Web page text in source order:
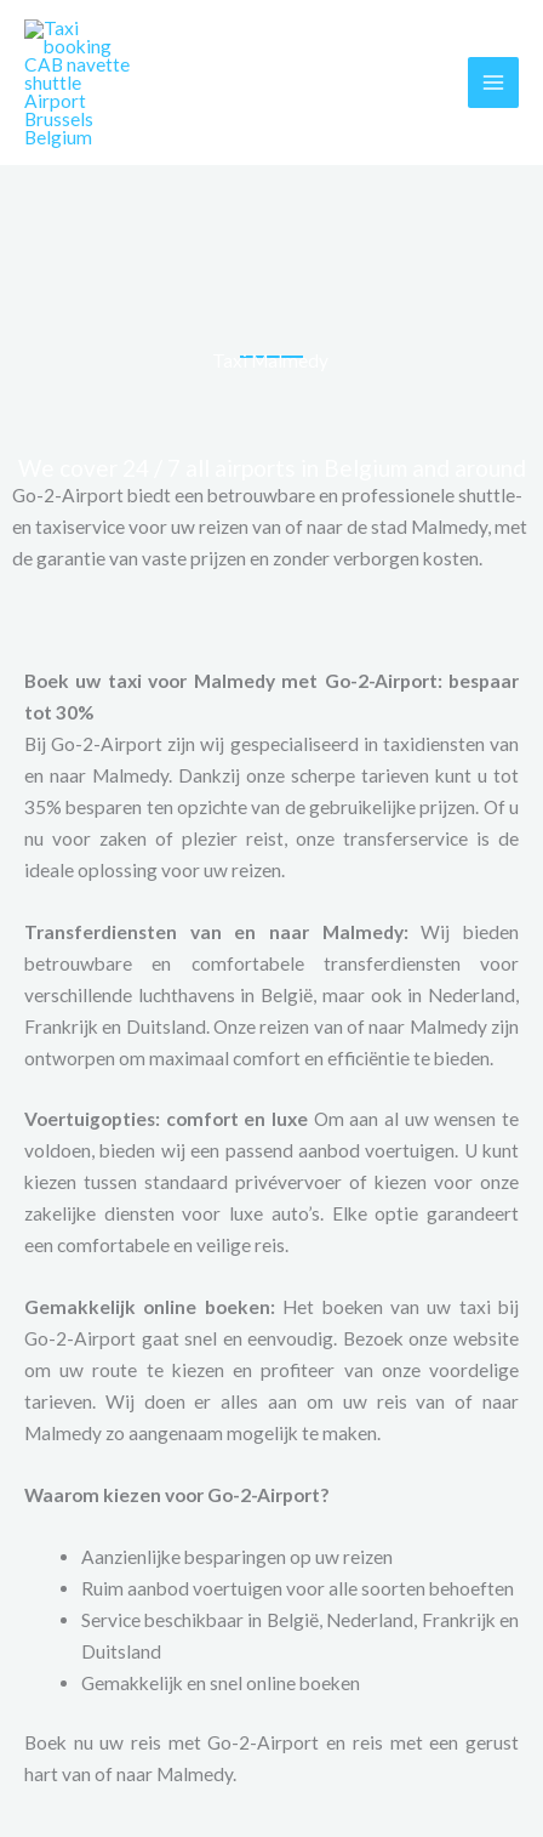
Skip
content
Taxi Malmedy
Go-2-Airport biedt een betrouwbare en professionele shuttle-
en taxiservice voor uw reizen van of naar de stad Malmedy, met
de garantie van vaste prijzen en zonder verborgen kosten.
Boek uw taxi voor Malmedy met Go-2-Airport: bespaar
tot 30%
Bij Go-2-Airport zijn wij gespecialiseerd in taxidiensten van
en naar Malmedy. Dankzij onze scherpe tarieven kunt u tot
35% besparen ten opzichte van de gebruikelijke prijzen. Of u
nu voor zaken of plezier reist, onze transferservice is de
ideale oplossing voor uw reizen.
Transferdiensten van en naar Malmedy: Wij bieden
betrouwbare en comfortabele transferdiensten voor
verschillende luchthavens in België, maar ook in Nederland,
Frankrijk en Duitsland. Onze reizen van of naar Malmedy zijn
ontworpen om maximaal comfort en efficiëntie te bieden.
Voertuigopties: comfort en luxe Om aan al uw wensen te
voldoen, bieden wij een passend aanbod voertuigen. U kunt
kiezen tussen standaard privévervoer of kiezen voor onze
zakelijke diensten voor luxe auto’s. Elke optie garandeert
een comfortabele en veilige reis.
Gemakkelijk online boeken: Het boeken van uw taxi bij
Go-2-Airport gaat snel en eenvoudig. Bezoek onze website
om uw route te kiezen en profiteer van onze voordelige
tarieven. Wij doen er alles aan om uw reis van of naar
Malmedy zo aangenaam mogelijk te maken.
Waarom kiezen voor Go-2-Airport?
Aanzienlijke besparingen op uw reizen
Ruim aanbod voertuigen voor alle soorten behoeften
Service beschikbaar in België, Nederland, Frankrijk en
Duitsland
Gemakkelijk en snel online boeken
Boek nu uw reis met Go-2-Airport en reis met een gerust
hart van of naar Malmedy.